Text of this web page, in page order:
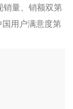
销量、销额双第
用户满意度第